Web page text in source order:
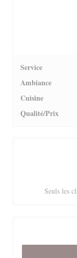
Service
Ambiance
Cuisine
Qualité/Prix
Seuls les